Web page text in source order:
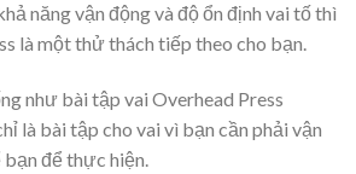
năng vận động và độ ổn định vai tố thì
là một thử thách tiếp theo cho bạn.
như bài tập vai Overhead Press
là bài tập cho vai vì bạn cần phải vận
để thực hiện.